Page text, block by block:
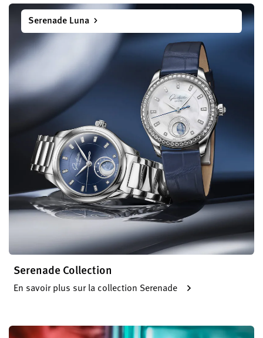
Serenade Luna
Serenade Collection
En savoir plus sur la collection Serenade